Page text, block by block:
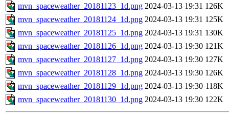
mvn_spaceweather_20181123_1d.png 2024-03-13 19:31 126K
mvn_spaceweather_20181124_1d.png 2024-03-13 19:31 125K
mvn_spaceweather_20181125_1d.png 2024-03-13 19:31 130K
mvn_spaceweather_20181126_1d.png 2024-03-13 19:30 121K
mvn_spaceweather_20181127_1d.png 2024-03-13 19:30 127K
mvn_spaceweather_20181128_1d.png 2024-03-13 19:30 126K
mvn_spaceweather_20181129_1d.png 2024-03-13 19:30 118K
mvn_spaceweather_20181130_1d.png 2024-03-13 19:30 122K